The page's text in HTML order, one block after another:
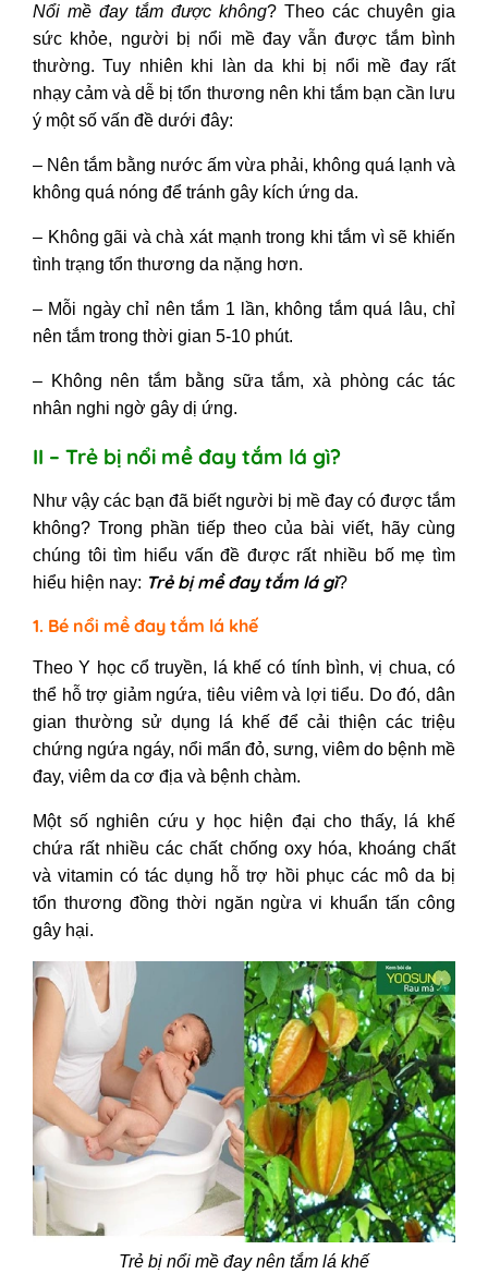
Nổi mề đay tắm được không? Theo các chuyên gia
sức khỏe, người bị nổi mề đay vẫn được tắm bình
thường. Tuy nhiên khi làn da khi bị nổi mề đay rất
nhạy cảm và dễ bị tổn thương nên khi tắm bạn cần lưu
ý một số vấn đề dưới đây:
– Nên tắm bằng nước ấm vừa phải, không quá lạnh và
không quá nóng để tránh gây kích ứng da.
– Không gãi và chà xát mạnh trong khi tắm vì sẽ khiến
tình trạng tổn thương da nặng hơn.
– Mỗi ngày chỉ nên tắm 1 lần, không tắm quá lâu, chỉ
nên tắm trong thời gian 5-10 phút.
– Không nên tắm bằng sữa tắm, xà phòng các tác
nhân nghi ngờ gây dị ứng.
II – Trẻ bị nổi mề đay tắm lá gì?
Như vậy các bạn đã biết người bị mề đay có được tắm
không? Trong phần tiếp theo của bài viết, hãy cùng
chúng tôi tìm hiểu vấn đề được rất nhiều bố mẹ tìm
hiểu hiện nay: Trẻ bịmề đay tắm lá gì?
1. Bé nổi mề đay tắm lá khế
Theo Y học cổ truyền, lá khế có tính bình, vị chua, có
thể hỗ trợ giảm ngứa, tiêu viêm và lợi tiểu. Do đó, dân
gian thường sử dụng lá khế để cải thiện các triệu
chứng ngứa ngáy, nổi mẩn đỏ, sưng, viêm do bệnh mề
đay, viêm da cơ địa và bệnh chàm.
Một số nghiên cứu y học hiện đại cho thấy, lá khế
chứa rất nhiều các chất chống oxy hóa, khoáng chất
và vitamin có tác dụng hỗ trợ hồi phục các mô da bị
tổn thương đồng thời ngăn ngừa vi khuẩn tấn công
gây hại.
Trẻ bị nổi mề đay nên tắm lá khế